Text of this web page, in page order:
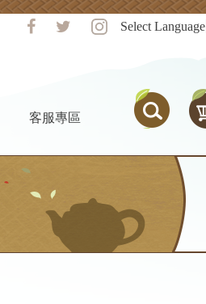
Select Language
客服專區